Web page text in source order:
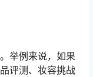
举例来说，如果
评测、妆容挑战